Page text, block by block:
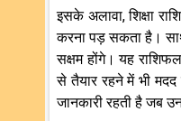
इसके अलावा, शिक्षा
करना पड़ सकता है।
सक्षम होंगे। यह
से तैयार रहने में भी
जानकारी रहती है जब